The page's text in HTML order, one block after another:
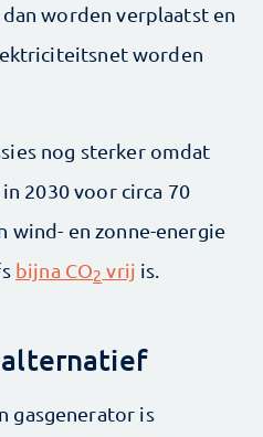
worden verplaatst en
worden
nog sterker omdat
2030 voor circa 70
wind- en zonne-energie
bijna CO2 vrij is.
gasgenerator is